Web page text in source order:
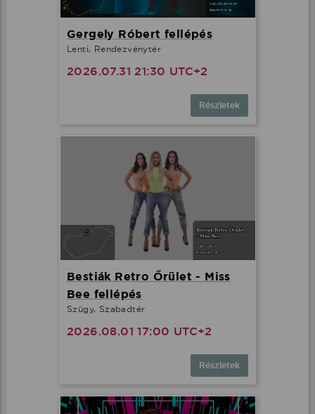
Gergely Róbert fellépés
Lenti, Rendezvénytér
2026.07.31 21:30 UTC+2
Részletek
Bestiák Retro Őrület - Miss
Bee fellépés
Szügy, Szabadtér
2026.08.01 17:00 UTC+2
Részletek